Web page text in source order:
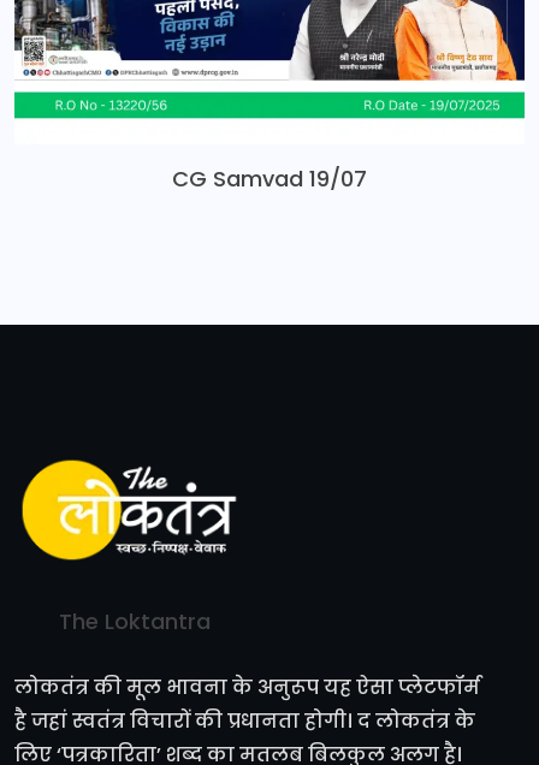
CG Samvad 19/07
The Loktantra
लोकतंत्र की मूल भावना के अनुरूप यह ऐसा प्लेटफॉर्म
है जहां स्वतंत्र विचारों की प्रधानता होगी। द लोकतंत्र के
लिए ‘पत्रकारिता’ शब्द का मतलब बिलकुल अलग है।